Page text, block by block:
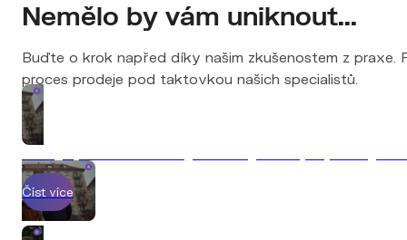
Nemělo by vám uniknout...
Buďte o krok napřed díky našim zkušenostem z
proces prodeje pod taktovkou našich specialistů.
Číst více